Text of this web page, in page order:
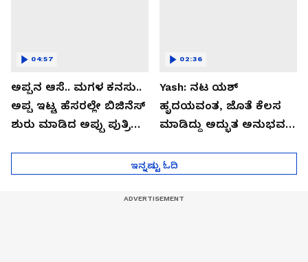
ಅಪ್ಪನ ಆಸೆ.. ಮಗಳ ಕನಸು..
ಅಪ್ಪ ಇಟ್ಟ ಹೆಸರಲ್ಲೇ ಬಿಜಿನೆಸ್​
ಶುರು ಮಾಡಿದ ಅಪ್ಪು ಪುತ್ರಿ
04:57
Yash: ನಟ ಯಶ್​
ಹೃದಯವಂತ, ಜೊತೆ ಕೆಲಸ
ಮಾಡಿದ್ದು ಅದ್ಭುತ ಅನುಭವ:
02:36
ಇನ್ನಷ್ಟು ಓದಿ